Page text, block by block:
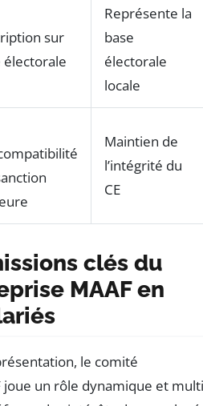
sur
électorale
Représente la
base
électorale
locale
Maintien de
l’intégrité du
CE
clés du
MAAF en
le comité
joue un rôle dynamique et